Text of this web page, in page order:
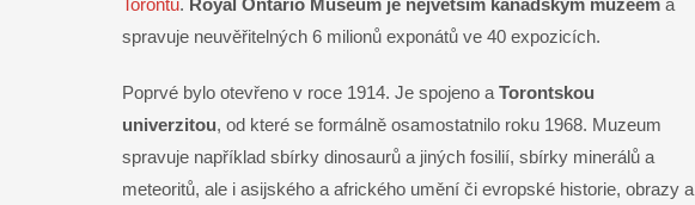
Torontu. Royal Ontario Museum je největším kanadským muzeem a
spravuje neuvěřitelných 6 milionů exponátů ve 40 expozicích.
Poprvé bylo otevřeno v roce 1914. Je spojeno aTorontskou
univerzitou, od které se formálně osamostatnilo roku 1968. Muzeum
spravuje například sbírky dinosaurů a jiných fosilií, sbírky minerálů a
meteoritů, ale i asijského a afrického umění či evropské historie, obrazy a